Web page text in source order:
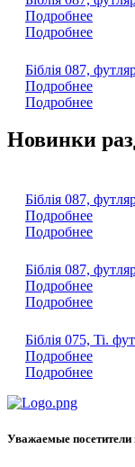
Подробнее
Подробнее
Біблія 087,
Подробнее
Подробнее
Новинки
Біблія 087,
Подробнее
Подробнее
Біблія 087,
Подробнее
Подробнее
Біблія 075, Ti.
Подробнее
Подробнее
Уважаемые